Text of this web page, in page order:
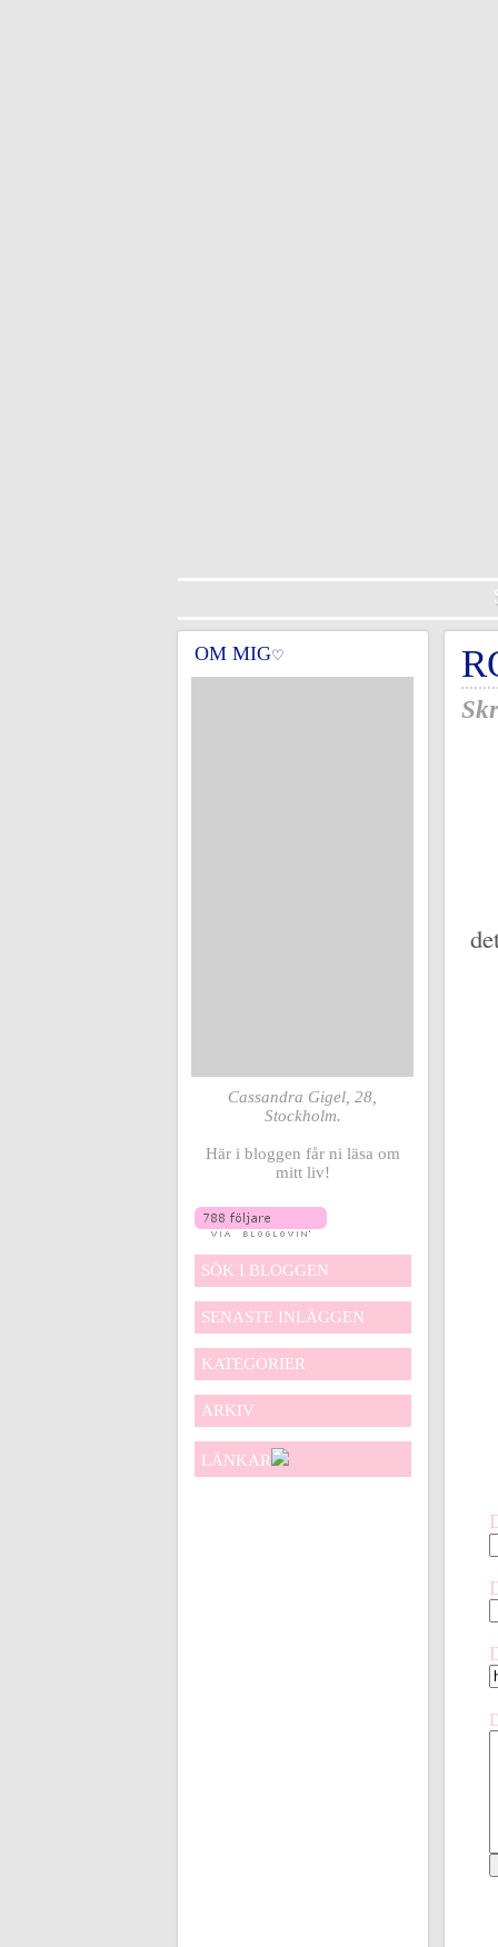
OM MIG♡
Cassandra Gigel, 28,
Stockholm.
Här i bloggen får ni läsa om
mitt liv!
SÖK I BLOGGEN
SENASTE INLÄGGEN
KATEGORIER
ARKIV
LÄNKAR